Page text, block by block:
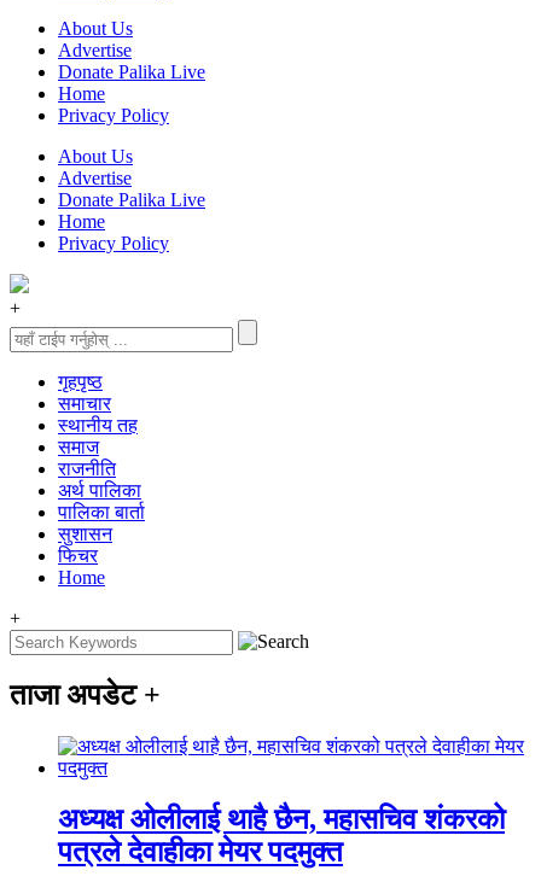
About Us
Advertise
Donate Palika Live
Home
Privacy Policy
About Us
Advertise
Donate Palika Live
Home
Privacy Policy
+
गृहपृष्‍ठ
समाचार
स्थानीय तह
समाज
राजनीति
अर्थ पालिका
पालिका बार्ता
सुशासन
फिचर
Home
+
ताजा अपडेट +
अध्यक्ष ओलीलाई थाहै छैन, महासचिव शंकरको
पत्रले देवाहीका मेयर पदमुक्त